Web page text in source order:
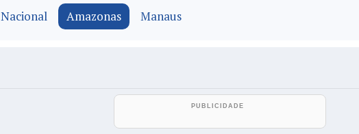
Nacional Amazonas Manaus